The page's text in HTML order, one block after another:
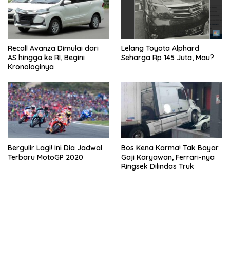
Recall Avanza Dimulai dari
AS hingga ke RI, Begini
Kronologinya
Lelang Toyota Alphard
Seharga Rp 145 Juta, Mau?
Bergulir Lagi! Ini Dia Jadwal
Terbaru MotoGP 2020
Bos Kena Karma! Tak Bayar
Gaji Karyawan, Ferrari-nya
Ringsek Dilindas Truk